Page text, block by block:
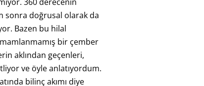
sonra doğrusal olarak da
Bazen bu hilal
bir çember
aklından geçenleri,
ve öyle anlatıyordum.
bilinç akımı diye